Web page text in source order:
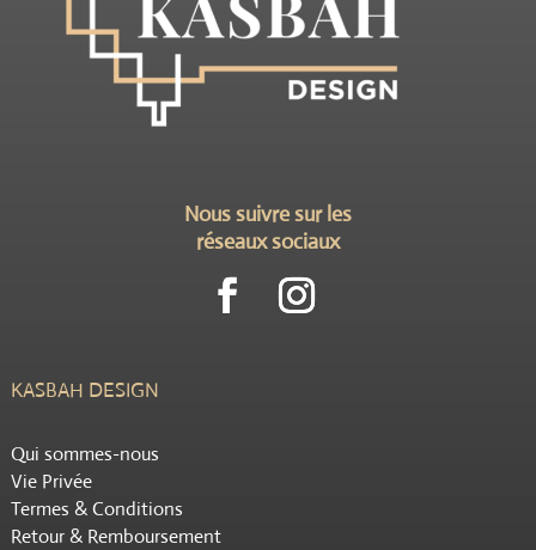
Nous suivre sur les
réseaux sociaux
KASBAH DESIGN
Qui sommes-nous
Vie Privée
Termes & Conditions
Retour & Remboursement